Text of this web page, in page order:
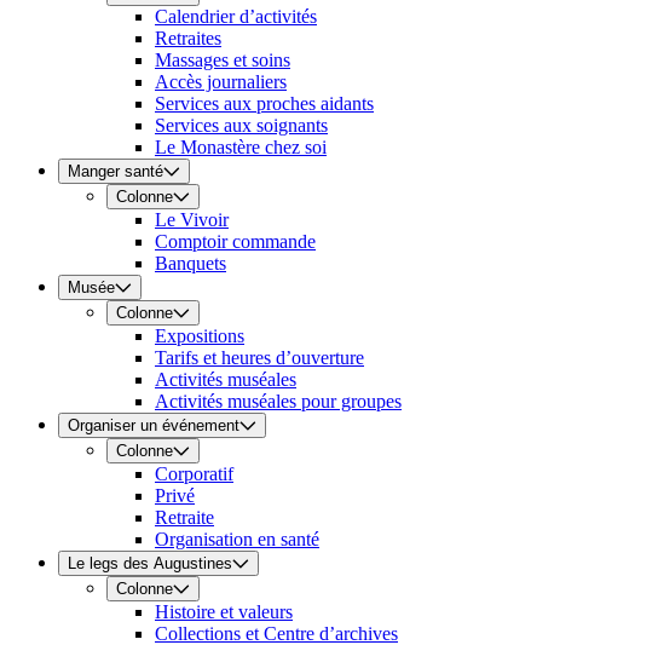
Calendrier d’activités
Retraites
Massages et soins
Accès journaliers
Services aux proches aidants
Services aux soignants
Le Monastère chez soi
Manger santé
Colonne
Le Vivoir
Comptoir commande
Banquets
Musée
Colonne
Expositions
Tarifs et heures d’ouverture
Activités muséales
Activités muséales pour groupes
Organiser un événement
Colonne
Corporatif
Privé
Retraite
Organisation en santé
Le legs des Augustines
Colonne
Histoire et valeurs
Collections et Centre d’archives